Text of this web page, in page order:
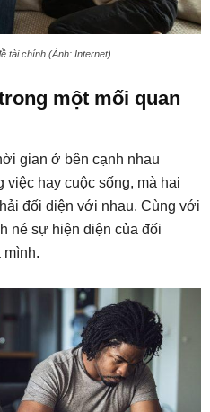
tài chính (Ảnh: Internet)
một mối quan
gian ở bên cạnh nhau
việc hay cuộc sống, mà hai
đối diện với nhau. Cùng với
né sự hiện diện của đối
mình.